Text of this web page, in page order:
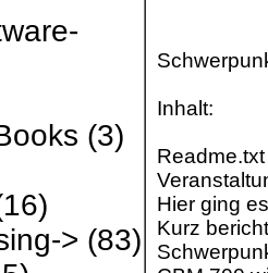
(3)
> (83)
Inhalt:
Readme.txt
Hier ging
Kurz